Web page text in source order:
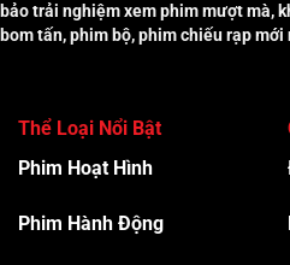
bảo trải nghiệm xem phim mượt mà,
bom tấn, phim bộ, phim chiếu rạp
Thể Loại Nổi Bật
Phim Hoạt Hình
Phim Hành Động